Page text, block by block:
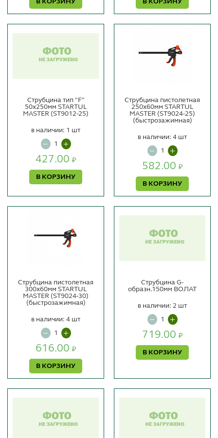
В КОРЗИНУ В КОРЗИНУ
Струбцина тип "F"
50х250мм STARTUL
MASTER (ST9012-25)
427.00 ₽
В КОРЗИНУ
в наличии: 1 шт
Струбцина пистолетная
250х60мм STARTUL
MASTER (ST9024-25)
(быстрозажимная)
582.00 ₽
В КОРЗИНУ
в наличии: 4 шт
Струбцина пистолетная
300х60мм STARTUL
MASTER (ST9024-30)
(быстрозажимная)
616.00 ₽
В КОРЗИНУ
в наличии: 4 шт
Струбцина G-
образн.150мм ВОЛАТ
719.00 ₽
В КОРЗИНУ
в наличии: 2 шт